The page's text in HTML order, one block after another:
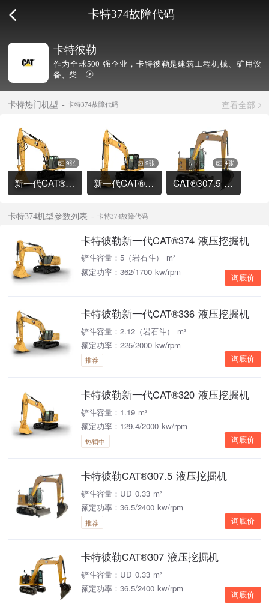
卡特374故障代码
卡特彼勒
作为全球500 强企业，卡特彼勒是建筑工程机械、矿用设
备、柴...
卡特热门机型 卡特374故障代码 查看全部
9张
新一代CAT®336 液压挖掘机
9张
新一代CAT®320 液压挖掘机
4张
CAT®307.5 液压挖掘机
卡特374机型参数列表 卡特374故障代码
卡特彼勒新一代CAT®374 液压挖掘机
铲斗容量：5（岩石斗） m³
额定功率：362/1700 kw/rpm
询底价
卡特彼勒新一代CAT®336 液压挖掘机
铲斗容量：2.12（岩石斗） m³
额定功率：225/2000 kw/rpm
推荐 询底价
卡特彼勒新一代CAT®320 液压挖掘机
铲斗容量：1.19 m³
额定功率：129.4/2000 kw/rpm
热销中 询底价
卡特彼勒CAT®307.5 液压挖掘机
铲斗容量：UD 0.33 m³
额定功率：36.5/2400 kw/rpm
推荐 询底价
卡特彼勒CAT®307 液压挖掘机
铲斗容量：UD 0.33 m³
额定功率：36.5/2400 kw/rpm
询底价